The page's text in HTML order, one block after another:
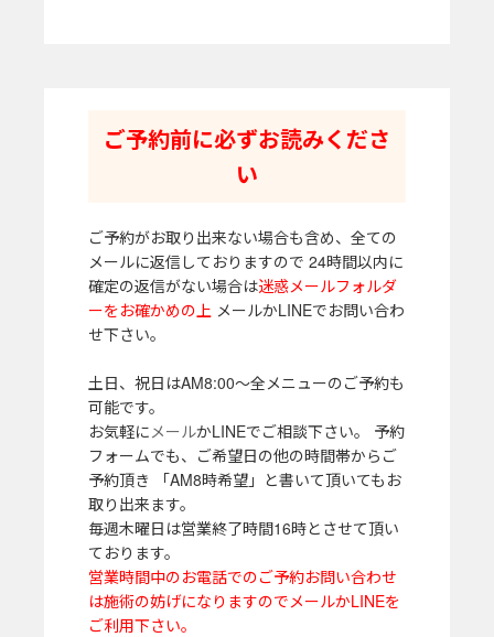
ご予約前に必ずお読みくださ
い
ご予約がお取り出来ない場合も含め、全ての
メールに返信しておりますので 24時間以内に
確定の返信がない場合は迷惑メールフォルダ
ーをお確かめの上 メールかLINEでお問い合わ
せ下さい。
土日、祝日はAM8:00～全メニューのご予約も
可能です。
お気軽に メールかLINEでご相談下さい。 予約
フォームでも、ご希望日の他の時間帯からご
予約頂き 「AM8時希望」と書いて頂いてもお
取り出来ます。
毎週木曜日は営業終了時間16時とさせて頂い
ております。
営業時間中のお電話でのご予約お問い合わせ
は施術の妨げになりますのでメールかLINEを
ご利用下さい。